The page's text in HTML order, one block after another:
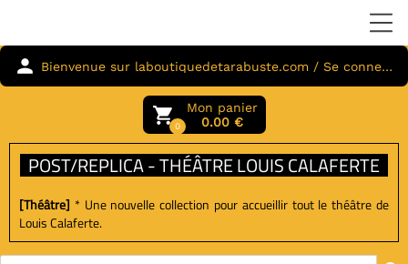
person Bienvenue sur laboutiquedetarabuste.com / Se connecter
local_grocery_store0
Mon panier
0.00 €
POST/REPLICA - THÉÂTRE LOUIS CALAFERTE
[Théâtre] * Une nouvelle collection pour accueillir tout le théâtre de
Louis Calaferte.